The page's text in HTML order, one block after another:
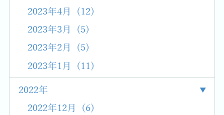
2023年4月 (12)
2023年3月 (5)
2023年2月 (5)
2023年1月 (11)
2022年
2022年12月 (6)